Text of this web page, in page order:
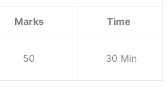
Marks Time
50 30 Min